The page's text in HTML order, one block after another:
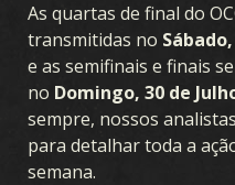
As quartas de final do
transmitidas no
e as semifinais e finais
no Domingo, 30 de
sempre, nossos
para detalhar toda a
semana.
FRENTE UNIDA
SANGUE &
GUERRA DE INVERNO
AVANÇO
OPERAÇÕES DE